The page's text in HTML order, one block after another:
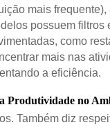
mais
possuem
como
mais nas
a eficiência.
Produtividade no
Também diz